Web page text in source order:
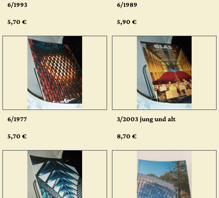
6/1993
5,70 €
6/1989
5,90 €
6/1977
5,70 €
3/2003 jung und alt
8,70 €